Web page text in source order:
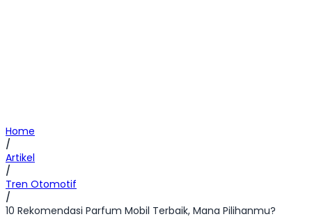
Home
/
Artikel
/
Tren Otomotif
/
10 Rekomendasi Parfum Mobil Terbaik, Mana Pilihanmu?